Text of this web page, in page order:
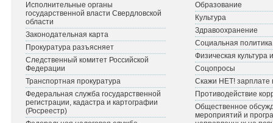
Исполнительные органы
государственной власти Свердловской
области
Законодательная карта
Прокуратура разъясняет
Следственный комитет Российской
Федерации
Транспортная прокуратура
Федеральная служба государственной
регистрации, кадастра и картографии
(Росреестр)
Образование
Культура
Здравоохранение
Социальная политика
Физическая культура
Соцопросы
Скажи НЕТ! зарплате
Противодействие
Общественное
мероприятий и